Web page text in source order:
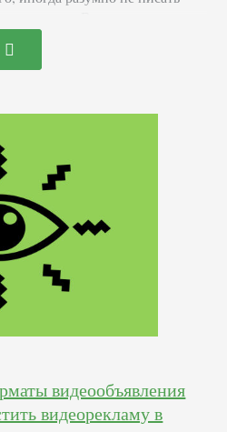
мощный двигатель, который
задачу рассказать о
о…
видеообъявления
видеорекламу в